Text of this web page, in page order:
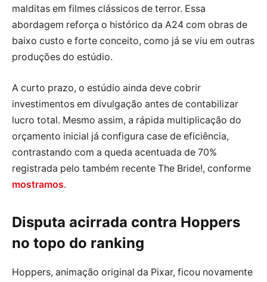
malditas em filmes clássicos de terror. Essa
abordagem reforça o histórico da A24 com obras de
baixo custo e forte conceito, como já se viu em outras
produções do estúdio.
A curto prazo, o estúdio ainda deve cobrir
investimentos em divulgação antes de contabilizar
lucro total. Mesmo assim, a rápida multiplicação do
orçamento inicial já configura case de eficiência,
contrastando com a queda acentuada de 70%
registrada pelo também recente The Bride!, conforme
mostramos.
Disputa acirrada contra Hoppers
no topo do ranking
Hoppers, animação original da Pixar, ficou novamente